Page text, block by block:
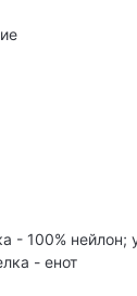
- 100% нейлон;
- енот